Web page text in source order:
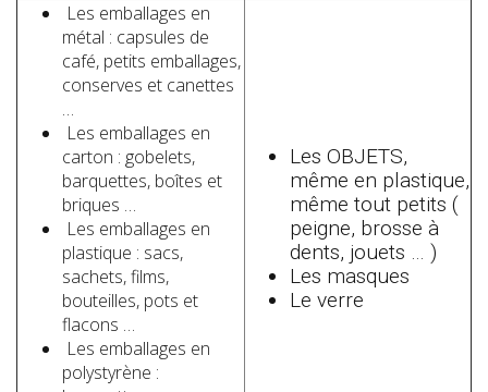
Les emballages en
métal : capsules de
café, petits emballages,
conserves et canettes
…
Les emballages en
carton : gobelets,
barquettes, boîtes et
briques …
Les emballages en
plastique : sacs,
sachets, films,
bouteilles, pots et
flacons …
Les emballages en
polystyrène :
Les OBJETS,
même en plastique,
même tout petits (
peigne, brosse à
dents, jouets … )
Les masques
Le verre